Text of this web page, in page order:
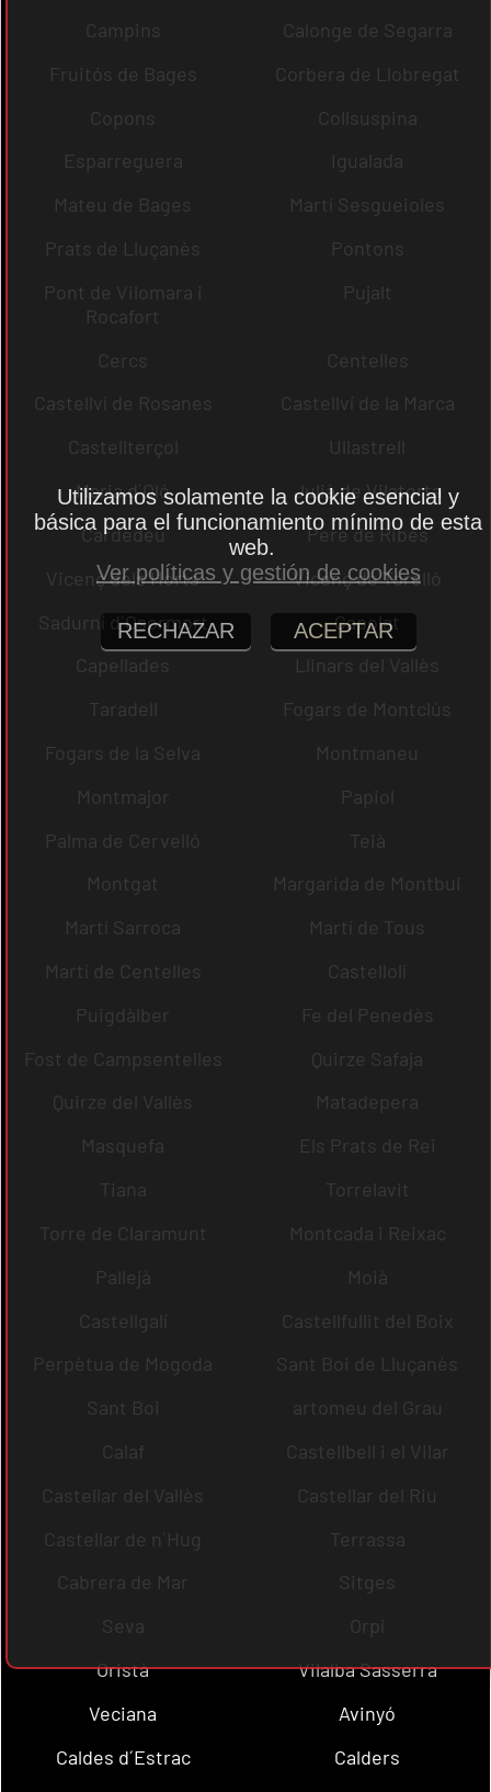
Campins
Calonge de Segarra
Fruitós de Bages
Corbera de Llobregat
Copons
Collsuspina
Esparreguera
Igualada
Mateu de Bages
Martí Sesgueioles
Prats de Lluçanès
Pontons
Pont de Vilomara i
Rocafort
Pujalt
Cercs
Centelles
Castellví de Rosanes
Castellví de la Marca
Castellterçol
Ullastrell
Maria d´Oló
Julià de Vilatorta
Cardedeu
Pere de Ribes
Vicenç dels Horts
Vicenç de Torelló
Sadurní d´Osormort
Capolat
Capellades
Llinars del Vallès
Taradell
Fogars de Montclús
Fogars de la Selva
Montmaneu
Montmajor
Papiol
Palma de Cervelló
Teià
Montgat
Margarida de Montbui
Martí Sarroca
Martí de Tous
Martí de Centelles
Castellolí
Puigdàlber
Fe del Penedès
Fost de Campsentelles
Quirze Safaja
Quirze del Vallès
Matadepera
Masquefa
Els Prats de Rei
Tiana
Torrelavit
Torre de Claramunt
Montcada i Reixac
Pallejà
Moià
Castellgalí
Castellfullit del Boix
Perpètua de Mogoda
Sant Boi de Lluçanès
Sant Boi
artomeu del Grau
Calaf
Castellbell i el Vilar
Castellar del Vallès
Castellar del Riu
Castellar de n´Hug
Terrassa
Cabrera de Mar
Sitges
Seva
Orpí
Oristà
Vilalba Sasserra
Veciana
Avinyó
Caldes d´Estrac
Calders
Utilizamos solamente la cookie esencial y
básica para el funcionamiento mínimo de esta
web.
Ver políticas y gestión de cookies
RECHAZAR ACEPTAR